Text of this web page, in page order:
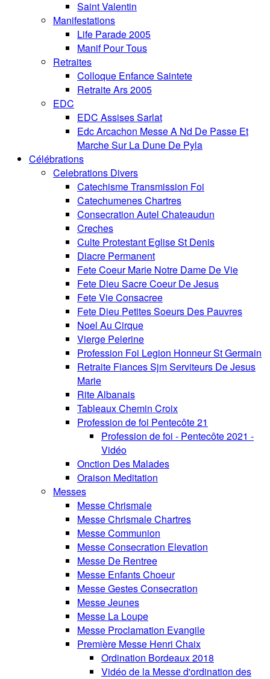
Saint Valentin
Manifestations
Life Parade 2005
Manif Pour Tous
Retraites
Colloque Enfance Saintete
Retraite Ars 2005
EDC
EDC Assises Sarlat
Edc Arcachon Messe A Nd De Passe Et
Marche Sur La Dune De Pyla
Célébrations
Celebrations Divers
Catechisme Transmission Foi
Catechumenes Chartres
Consecration Autel Chateaudun
Creches
Culte Protestant Eglise St Denis
Diacre Permanent
Fete Coeur Marie Notre Dame De Vie
Fete Dieu Sacre Coeur De Jesus
Fete Vie Consacree
Fete Dieu Petites Soeurs Des Pauvres
Noel Au Cirque
Vierge Pelerine
Profession Foi Legion Honneur St Germain
Retraite Fiances Sjm Serviteurs De Jesus
Marie
Rite Albanais
Tableaux Chemin Croix
Profession de foi Pentecôte 21
Profession de foi - Pentecôte 2021 -
Vidéo
Onction Des Malades
Oraison Meditation
Messes
Messe Chrismale
Messe Chrismale Chartres
Messe Communion
Messe Consecration Elevation
Messe De Rentree
Messe Enfants Choeur
Messe Gestes Consecration
Messe Jeunes
Messe La Loupe
Messe Proclamation Evangile
Première Messe Henri Chaix
Ordination Bordeaux 2018
Vidéo de la Messe d'ordination des